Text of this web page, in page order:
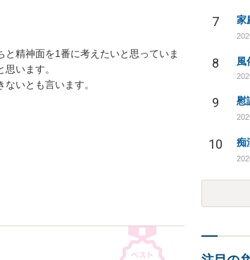
精神面を1番に考えたいと思っていま
います。
いとも言います。
7
8
9
10